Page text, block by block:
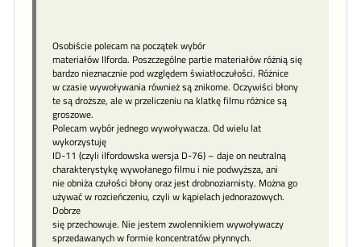
Osobiście polecam na początek wybór
materiałów Ilforda. Poszczególne partie materiałów różnią się
bardzo nieznacznie pod względem światłoczułości. Różnice
w czasie wywoływania również są znikome. Oczywiści błony
te są droższe, ale w przeliczeniu na klatkę filmu różnice są
groszowe.
Polecam wybór jednego wywoływacza. Od wielu lat
wykorzystuję
ID-11 (czyli ilfordowska wersja D-76) – daje on neutralną
charakterystykę wywołanego filmu i nie podwyższa, ani
nie obniża czułości błony oraz jest drobnoziarnisty. Można go
używać w rozcieńczeniu, czyli w kąpielach jednorazowych.
Dobrze
się przechowuje. Nie jestem zwolennikiem wywoływaczy
sprzedawanych w formie koncentratów płynnych.